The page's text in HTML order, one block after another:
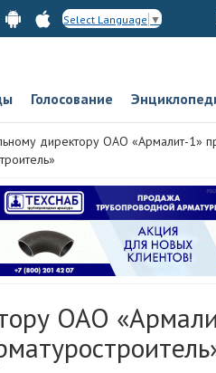
Select Language ▼
Голосование
директору ОАО «Армалит-1»
ОАО